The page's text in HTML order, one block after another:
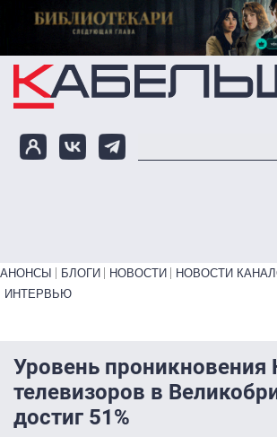
Перейти к основному содержанию
Primary links bottom
АНОНСЫ БЛОГИ НОВОСТИ НОВОСТИ
ИНТЕРВЬЮ
Уровень проникновения
телевизоров в
достиг 51%